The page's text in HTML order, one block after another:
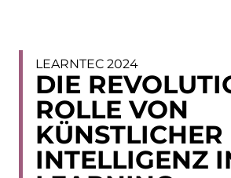
LEARNTEC 2024
DIE
ROLLE VON
KÜNSTLICHER
INTELLIGENZ